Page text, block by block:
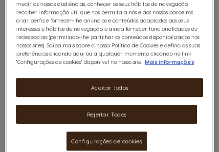
PACK MINI ME ANTRACITE
NESCAFÉ® DOLCE GUSTO®
(0)
Pack com a máquina Mini Me, cápsulas e acessórios
incluídos, ideal para quem procura design compacto e
Este pack inclui:
1 Máquina de café Mini Me Antracite
medir as nossas audiências, conhecer os seus hábitos de navegação,
recolher informação útil que nos permita a nós e aos nossos parceiros
criar perfis e fornecer-lhe anúncios e conteúdos adaptados aos seus
interesses e hábitos de navegação, e ainda fornecer funcionalidades de
redes sociais (permitindo-lhe partilhar os conteúdos disponibilizados nos
nossos sites). Saiba mais sobre a nossa Política de Cookies e defina as suas
preferências clicando aqui ou a qualquer momento clicando no link
"Configurações de cookies" disponível no nosso site. Mais informações
Rejeitar Todos
Aceitar todos
Configurações de cookies